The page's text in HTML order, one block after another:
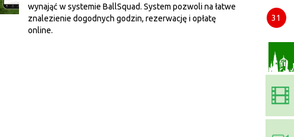
wynająć w systemie BallSquad. System pozwoli na łatwe
znalezienie dogodnych godzin, rezerwację i opłatę
online.
31